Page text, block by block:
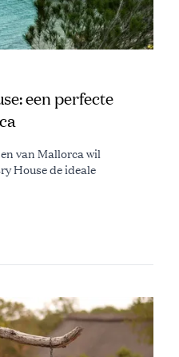
een perfecte
van Mallorca wil
House de ideale